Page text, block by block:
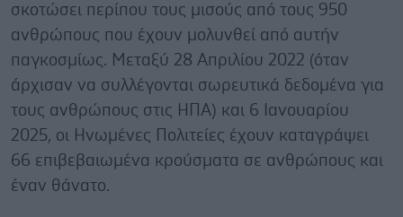
σκοτώσει περίπου τους μισούς από τους 950
ανθρώπους που έχουν μολυνθεί από αυτήν
παγκοσμίως. Μεταξύ 28 Απριλίου 2022 (όταν
άρχισαν να συλλέγονται σωρευτικά δεδομένα για
τους ανθρώπους στις ΗΠΑ) και 6 Ιανουαρίου
2025, οι Ηνωμένες Πολιτείες έχουν καταγράψει
66 επιβεβαιωμένα κρούσματα σε ανθρώπους και
έναν θάνατο.